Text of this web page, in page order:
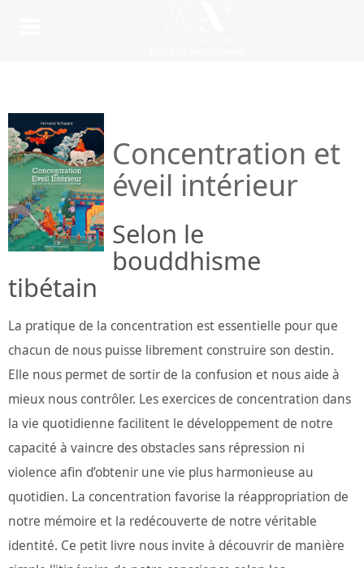
Concentration et
éveil intérieur
Selon le
bouddhisme
tibétain
La pratique de la concentration est essentielle pour que
chacun de nous puisse librement construire son destin.
Elle nous permet de sortir de la confusion et nous aide à
mieux nous contrôler. Les exercices de concentration dans
la vie quotidienne facilitent le développement de notre
capacité à vaincre des obstacles sans répression ni
violence afin d’obtenir une vie plus harmonieuse au
quotidien. La concentration favorise la réappropriation de
notre mémoire et la redécouverte de notre véritable
identité. Ce petit livre nous invite à découvrir de manière